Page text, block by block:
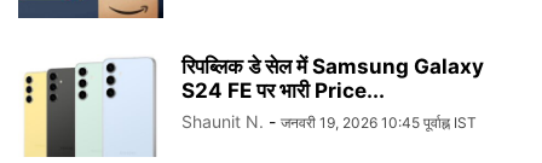
रिपब्लिक डे सेल में Samsung Galaxy
S24 FE पर भारी Price...
Shaunit N. - जनवरी 19, 2026 10:45 पूर्वाह्न IST